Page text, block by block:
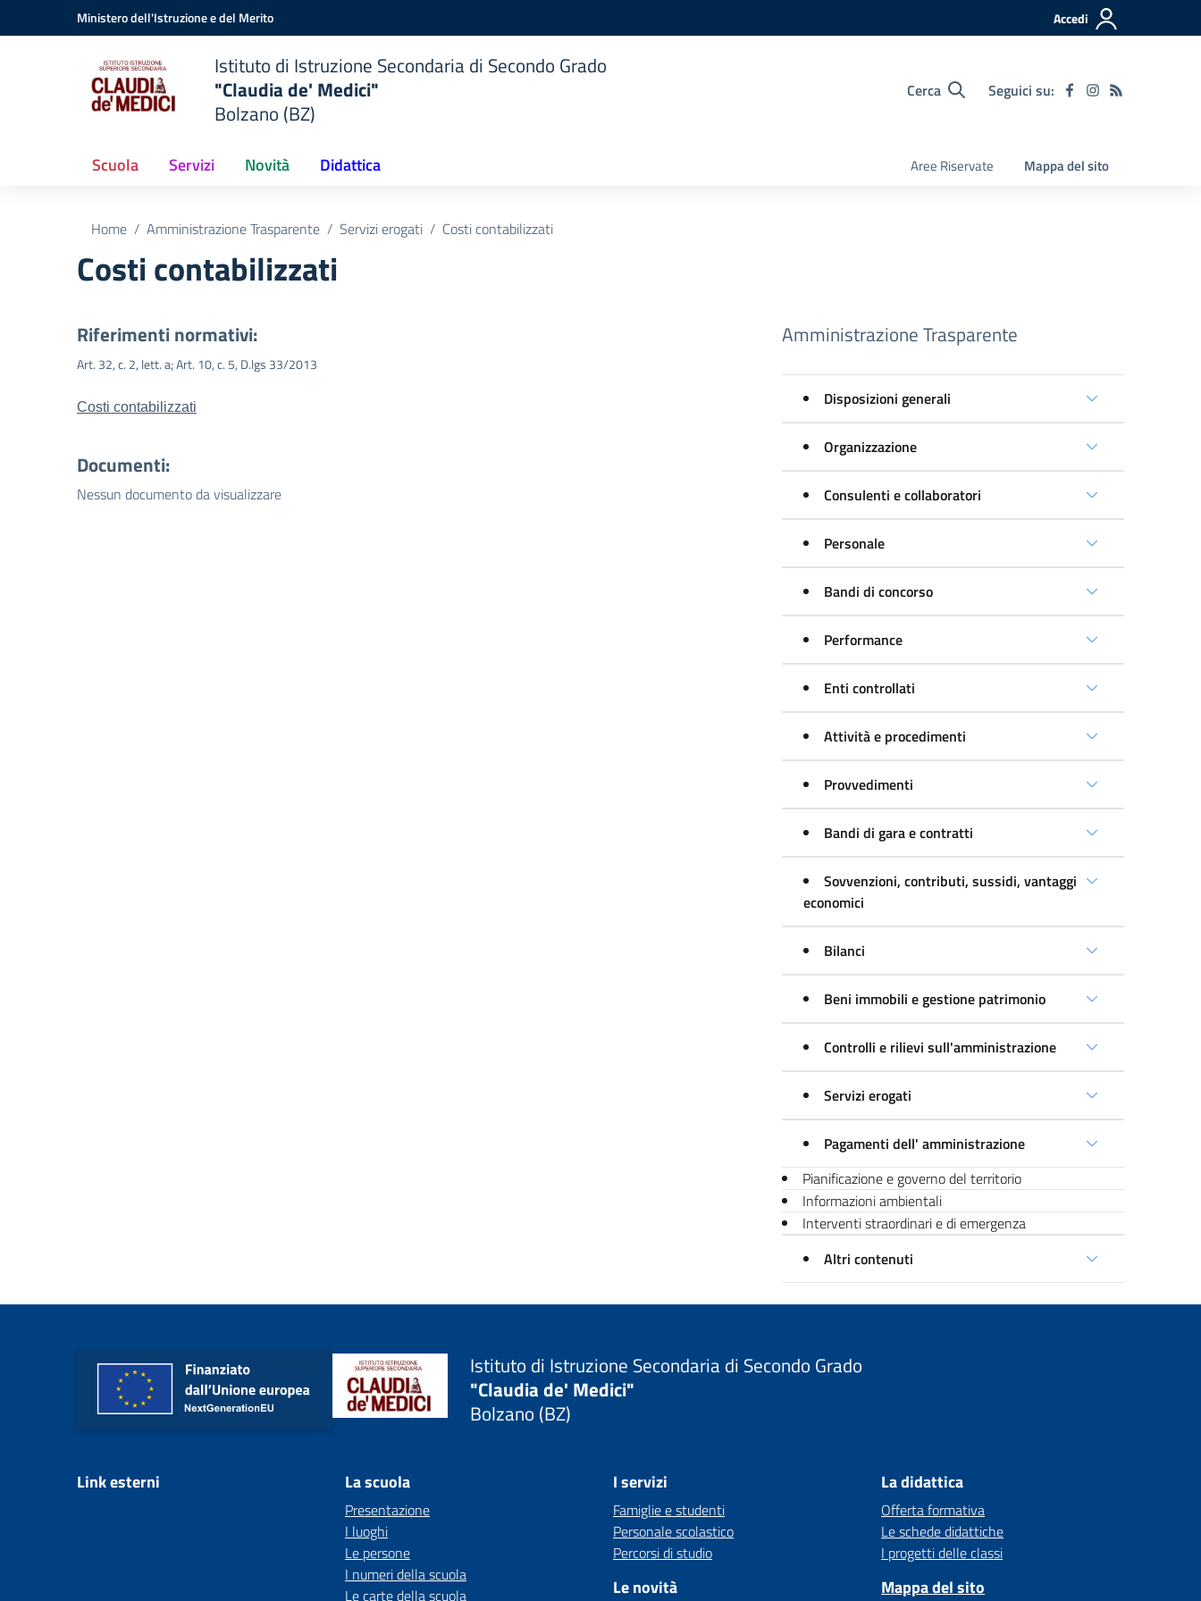
Vai ai contenuti
Vai al menu di navigazioneMinistero dell'Istruzione e del Merito Accedi
Istituto di Istruzione Secondaria di Secondo Grado
"Claudia de' Medici"
Bolzano (BZ)
Cerca Seguici su:
Scuola Servizi Novità Didattica Aree Riservate Mappa del sito
Home Amministrazione Trasparente Servizi erogati Costi contabilizzati
Costi contabilizzati
Riferimenti normativi:
Art. 32, c. 2, lett. a; Art. 10, c. 5, D.lgs 33/2013
Costi contabilizzati
Documenti:
Nessun documento da visualizzare
Amministrazione Trasparente
Disposizioni generali
Organizzazione
Consulenti e collaboratori
Personale
Bandi di concorso
Performance
Enti controllati
Attività e procedimenti
Provvedimenti
Bandi di gara e contratti
Sovvenzioni, contributi, sussidi, vantaggi
economici
Bilanci
Beni immobili e gestione patrimonio
Controlli e rilievi sull'amministrazione
Servizi erogati
Pagamenti dell' amministrazione
Pianificazione e governo del territorio
Informazioni ambientali
Interventi straordinari e di emergenza
Altri contenuti
Istituto di Istruzione Secondaria di Secondo Grado
"Claudia de' Medici"
Bolzano (BZ)
Link esterni La scuola
Presentazione
I luoghi
Le persone
I numeri della scuola
Le carte della scuola
I servizi
Famiglie e studenti
Personale scolastico
Percorsi di studio
Le novità
La didattica
Offerta formativa
Le schede didattiche
I progetti delle classi
Mappa del sito